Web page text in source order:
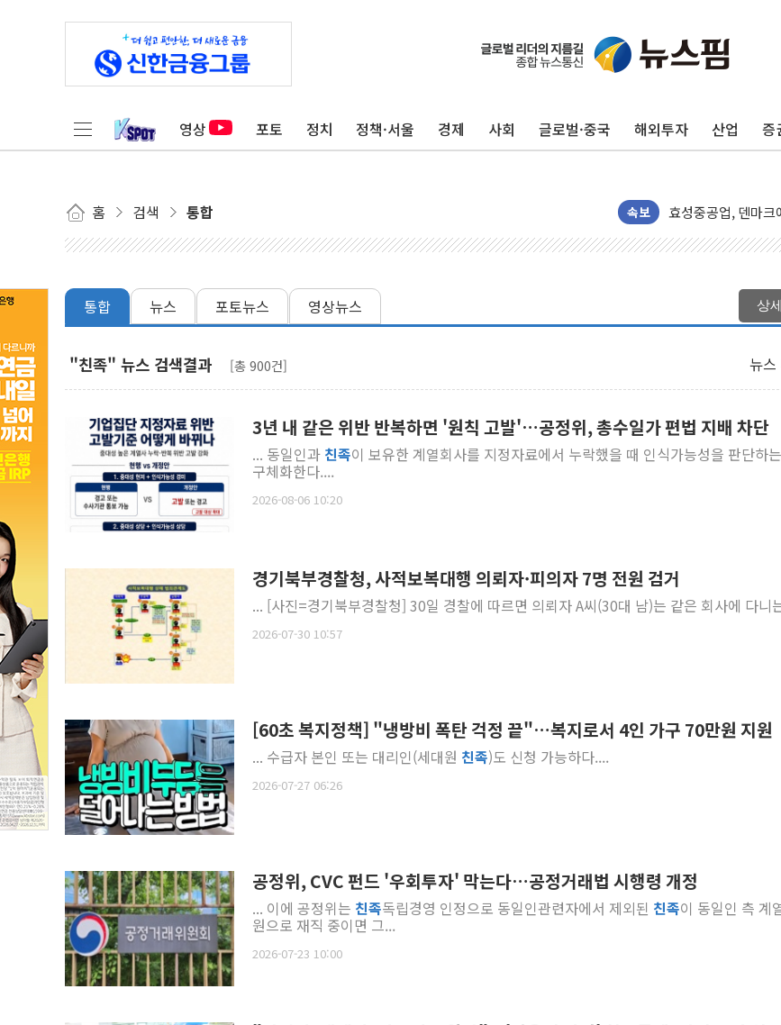
영상 포토 정치 정책·서울 경제 사회 글로벌·중국 해외투자 산업 증
홈 검색 통합 속보
경북도·대구시 '2
서울 아파트값
딥시크, AI 서비스
CJ프레시웨이, 2
구리시 입주업종
KCC, 실적은 주춤
장동혁 "李대통령
[종합] 李대통령 "취
트럼프, 워시 연준
현대백화점그룹,
삼성전자, 넷리스
한국앤컴퍼니그룹
李대통령 "취약계
통합 뉴스 포토뉴스 영상뉴스 상
"친족" 뉴스 검색결과 [총 900건] 뉴스
3년 내 같은 위반 반복하면 '원칙 고발'…공정위, 총수일가 편법 지배 차단
... 동일인과 친족이 보유한 계열회사를 지정자료에서 누락했을 때 인식가능성을 판단하
구체화한다....
2026-08-06 10:20
경기북부경찰청, 사적보복대행 의뢰자·피의자 7명 전원 검거
... [사진=경기북부경찰청] 30일 경찰에 따르면 의뢰자 A씨(30대 남)는 같은 회사에 다니
2026-07-30 10:57
[60초 복지정책] "냉방비 폭탄 걱정 끝"…복지로서 4인 가구 70만원 지원
... 수급자 본인 또는 대리인(세대원 친족)도 신청 가능하다....
2026-07-27 06:26
공정위, CVC 펀드 '우회투자' 막는다…공정거래법 시행령 개정
... 이에 공정위는 친족독립경영 인정으로 동일인관련자에서 제외된 친족이 동일인 측 계
원으로 재직 중이면 그...
2026-07-23 10:00